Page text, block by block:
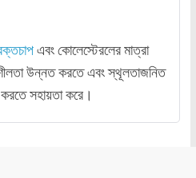
এবং কোলেস্টেরলের মাত্রা
উন্নত করতে এবং স্থূলতাজনিত
সহায়তা করে।